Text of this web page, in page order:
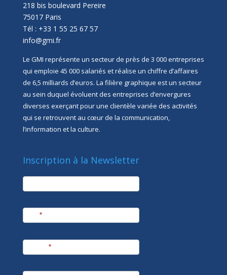
218 bis boulevard Pereire
75017 Paris
Tél : +33 1 55 25 67 57
info@gmi.fr
Le GMI représente un secteur de près de 3 000 entreprises
qui emploie 45 000 salariés et réalise un chiffre d’affaires
de 6,5 milliards d’euros. La filière graphique est un secteur
au sein duquel évoluent des entreprises d’envergures
diverses exerçant pour une clientèle variée des activités
qui se retrouvent au cœur de la communication,
l’information et la culture.
Inscription à la Newsletter
newsletter
*
*